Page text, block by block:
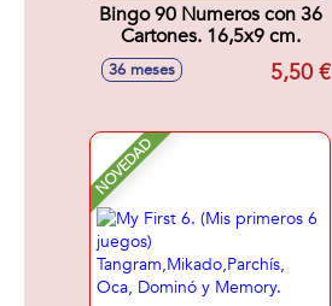
Bingo 90 Numeros con 36
Cartones. 16,5x9 cm.
36 meses 5,50 €
NOVEDAD